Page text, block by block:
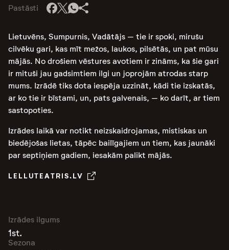
Pastāsti
Lietuvēns, Sumpurnis, Vadātājs – tie ir spoki, mirušu
cilvēku gari, kas mīt mežos, laukos, pilsētās, un pat mūsu
mājās. No drošiem vēstures avotiem ir zināms, ka šie gari
ir mituši jau gadsimtiem ilgi un joprojām atrodas starp
mums. Izrādē tiks dota iespēja uzzināt, kādi tie izskatās,
ar ko tie ir bīstami, un, pats galvenais, – ko darīt, ar tiem
sastopoties.
Izrādes laikā var notikt neizskaidrojamas, mistiskas un
biedējošas lietas, tāpēc bailīgajiem un tiem, kas jaunāki
par septiņiem gadiem, iesakām palikt mājās.
LELLUTEATRIS.LV
Izrādes ilgums
1st.
Sezona